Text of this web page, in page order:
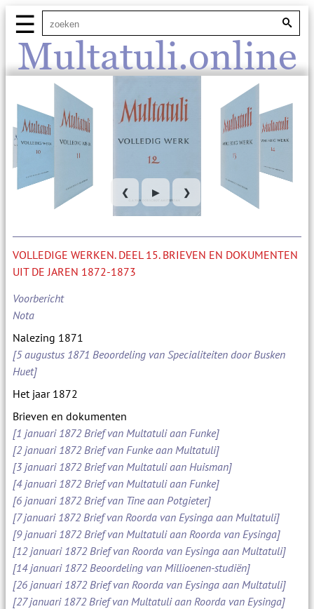
Multatuli.online
☰
❮ ▶ ❯
VOLLEDIGE WERKEN. DEEL 15. BRIEVEN EN DOKUMENTEN
UIT DE JAREN 1872-1873
Voorbericht
Nota
Nalezing 1871
[5 augustus 1871 Beoordeling van Specialiteiten door Busken
Huet]
Het jaar 1872
Brieven en dokumenten
[1 januari 1872 Brief van Multatuli aan Funke]
[2 januari 1872 Brief van Funke aan Multatuli]
[3 januari 1872 Brief van Multatuli aan Huisman]
[4 januari 1872 Brief van Multatuli aan Funke]
[6 januari 1872 Brief van Tine aan Potgieter]
[7 januari 1872 Brief van Roorda van Eysinga aan Multatuli]
[9 januari 1872 Brief van Multatuli aan Roorda van Eysinga]
[12 januari 1872 Brief van Roorda van Eysinga aan Multatuli]
[14 januari 1872 Beoordeling van Millioenen-studiën]
[26 januari 1872 Brief van Roorda van Eysinga aan Multatuli]
[27 januari 1872 Brief van Multatuli aan Roorda van Eysinga]